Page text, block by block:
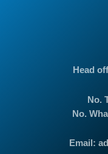
Head
No.
No.
Email: